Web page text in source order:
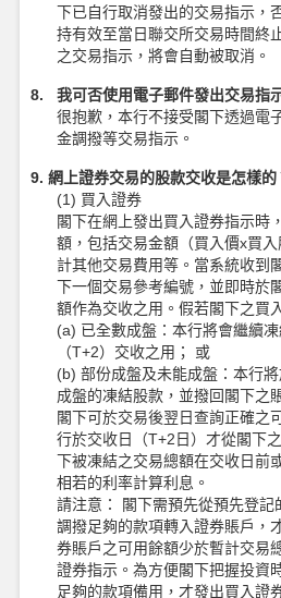
下已自行取消發出的交易指示，
持有效至當日聯交所交易時間終
之交易指示，將會自動被取消。
8. 我可否使用電子郵件發出交易指
很抱歉，本行不接受閣下透過電
金調撥等交易指示。
9. 網上證券交易的股款交收是怎樣的
(1) 買入證券
閣下在網上發出買入證券指示時
額，包括交易金額（買入價x買
計其他交易費用等。當系統收到
下一個交易參考編號，並即時於
額作為交收之用。假若閣下之買
(a) 已全數成盤：本行將會繼續
（T+2）交收之用； 或
(b) 部份成盤及未能成盤：本行
成盤的凍結股款，並撥回閣下之
閣下可於交易後翌日查詢正確之
行於交收日（T+2日）才從閣下
下被凍結之交易總額在交收日前
相若的利率計算利息。
請注意： 閣下需預先從預先登記
調撥足夠的款項轉入證券賬戶，
券賬戶之可用餘額少於暫計交易
證券指示。為方便閣下把握投資
足夠的款項備用，才發出買入證